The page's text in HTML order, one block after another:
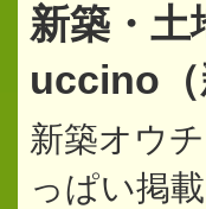
新築・土
uccino（
新築オウ
っぱい掲